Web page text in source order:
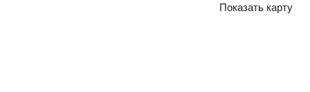
Показать карту